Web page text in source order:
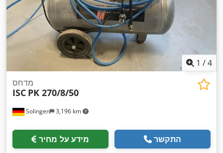
1 /4
Solingen 3,196 km
מדחס
ISC PK 270/8/50
מידע על מחיר התקשר